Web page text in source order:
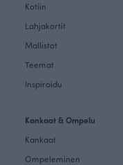
Kotiin
Lahjakortit
Mallistot
Teemat
Inspiroidu
Kankaat & Ompelu
Kankaat
Ompeleminen